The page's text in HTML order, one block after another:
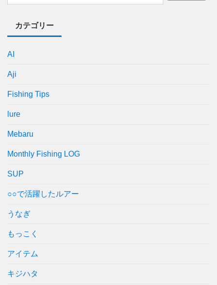
カテゴリー
AI
Aji
Fishing Tips
lure
Mebaru
Monthly Fishing LOG
SUP
○○で活躍したルアー
うなぎ
もっこく
アイテム
キジハタ